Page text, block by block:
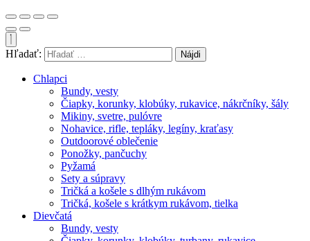
Hľadať:
Chlapci
Bundy, vesty
Čiapky, korunky, klobúky, rukavice, nákrčníky, šály
Mikiny, svetre, pulóvre
Nohavice, rifle, tepláky, legíny, kraťasy
Outdoorové oblečenie
Ponožky, pančuchy
Pyžamá
Sety a súpravy
Tričká a košele s dlhým rukávom
Tričká, košele s krátkym rukávom, tielka
Dievčatá
Bundy, vesty